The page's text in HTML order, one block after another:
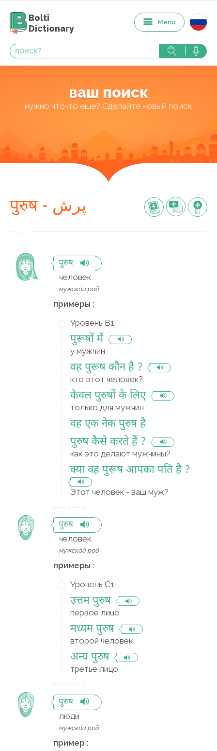
Bolti
Dictionary
Menu
ваш поиск
нужно что-то еще? Сделайте новый поиск
पुरुष - پرش
पुरुष
человек
мужско́й род
примеры :
Уровень B1
पुरूषों में
у мужчин
वह पुरूष कौन है ?
кто этот человек?
केवल पुरुषों के लिए
только для мужчин
वह एक नेक पुरुष है
पुरुष कैसे करते हैं ?
как это делают мужчины?
क्या वह पुरूष आपका पति है ?
Этот человек - ваш муж?
पुरुष
человек
мужско́й род
примеры :
Уровень C1
उत्तम पुरुष
первое лицо
मध्यम पुरुष
второй человек
अन्य पुरुष
третье лицо
पुरुष
люди
мужско́й род
пример :